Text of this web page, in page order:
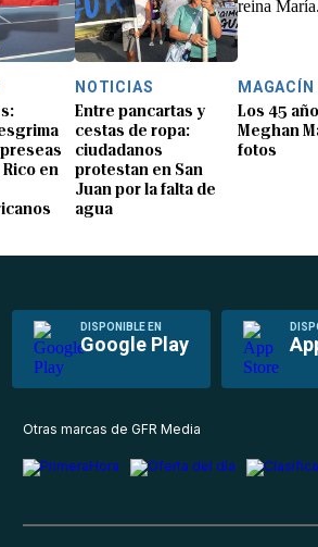
en
NOTICIAS
Entre pancartas y
cestas de ropa:
ciudadanos
protestan en San
Juan por la falta de
agua
MAGACÍN
Los 45
Meghan
fotos
DISPONIBLE EN
Google Play
Otras marcas de GFR Media